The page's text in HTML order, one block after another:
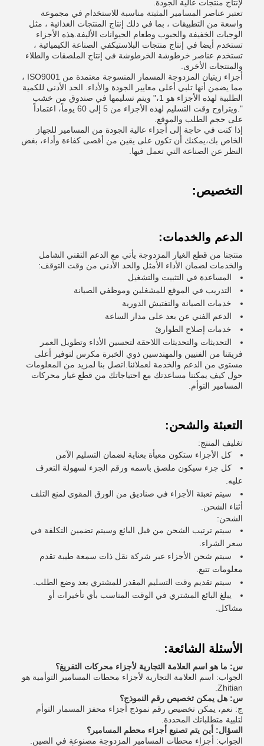
لإنتاج منتجات عالية الجودة.
تعتبر عناصر المسامير المثبتة مناسبة للاستخدام في مجموعة
واسعة من التطبيقات ، بما في ذلك إنتاج المنتجات الغذائية ، مثل
الوجبات الخفيفة والحبوب وطعام الحيوانات الأليفة.هذه الأجزاء
تستخدم أيضا في إنتاج منتجات البلاستيكفي الصناعة الكيميائية ،
تستخدم عناصر خرطوشة الخرطوشة في إنتاج الملصقات والطلاء
والمنتجات الأخرى.
أجزاء زيتيان المزدوجة المسمار المنسوجة معتمدة من ISO9001 ،
مما يضمن أنها تلبي أعلى معايير الجودة والأداء. الحد الأدنى للكمية
الطلبية لهذه الأجزاء هو 1،" ويتم تسليمها في صندوق من خشب
".ويتراوح وقت التسليم لهذه الأجزاء من 5 إلى 60 يوماً، اعتماداً
على حجم الطلب والموقع.
إذا كنت في حاجة إلى أجزاء عالية الجودة من المسامير للجهاز
الخاص بك،يمكنك أن تكون على يقين من أقصى كفاءة وأداء، بغض
النظر عن الصناعة التي تعمل فيها.
التخصيص:
الدعم والخدمات:
منتجنا من قطع الغيار المزدوجة يأتي مع الدعم التقني الشامل
والخدمات لضمان الأداء الأمثل والحد الأدنى من وقت التوقف:
المساعدة في التثبيت والتشغيل
التدريب في الموقع للمشغلين وموظفي الصيانة
خدمات الصيانة والتفتيش الدورية
الدعم الفني عن بعد على مدار الساعة
خدمات إصلاح الطوارئ
التحديثات والتحديثات اللاحقة لتحسين الأداء وتطويل العمر
فريقنا من الفنيين والمهندسين ذوي الخبرة مكرس لتوفير أعلى
مستوى من الدعم والخدمة لعملائنا.اتصل بنا لمزيد من المعلومات
حول كيف يمكننا مساعدتك مع احتياجاتك من قطع غيار محركات
المسامير التوأم.
التعبئة والشحن:
تغليف المنتج:
كل الأجزاء ستكون معبأة بعناية لضمان التسليم الآمن
كل جزء سيكون ملصق باسمه ورقم الجزء لسهولة التعرف
عليه.
سيتم تعبئة الأجزاء في صناديق من الورق المقوى لمنع التلف
أثناء الشحن.
الشحن:
سيتم ترتيب الشحن من قبل البائع وسيتم تضمين التكلفة في
سعر الشراء.
سيتم شحن الأجزاء عبر شركة نقل ذات سمعة طيبة تقدم
معلومات تتبع.
سيتم تقديم وقت التسليم المقدر للمشتري بعد وضع الطلب.
يبلغ البائع المشتري في الوقت المناسب بأي تأخيرات أو
مشاكل.
الأسئلة الشائعة:
س: ما هو اسم العلامة التجارية لأجزاء محركات التفريغ؟
الجواب: اسم العلامة التجارية لأجزاء محطات المسامير التوأمية هو
Zhitian.
س: هل يمكن تخصيص رقم النموذج؟
ج: نعم، يمكن تخصيص رقم نموذج أجزاء محفز المسمار التوأم
لتلبية متطلباتك المحددة.
السؤال: أين يتم تصنيع أجزاء محطم المسامير؟
الجواب: أجزاء محطات المسامير المزدوجة مصنوعة في الصين.